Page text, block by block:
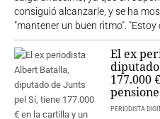
consiguió alcanzarle, y se ha
"mantener un buen ritmo".
El ex
177.000
PERIODISTA